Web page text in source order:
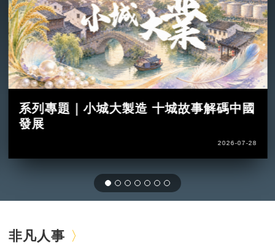
系列專題｜小城大製造 十城故事解碼中國
發展
2026-07-28
非凡人事